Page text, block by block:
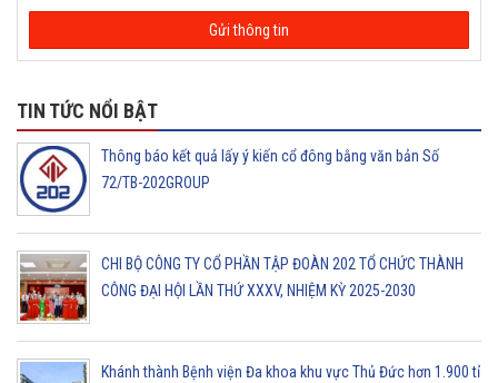
TIN TỨC NỔI BẬT
Thông báo kết quả lấy ý kiến cổ đông bằng văn bản Số
72/TB-202GROUP
CHI BỘ CÔNG TY CỔ PHẦN TẬP ĐOÀN 202 TỔ CHỨC THÀNH
CÔNG ĐẠI HỘI LẦN THỨ XXXV, NHIỆM KỲ 2025-2030
Khánh thành Bệnh viện Đa khoa khu vực Thủ Đức hơn 1.900 tỉ